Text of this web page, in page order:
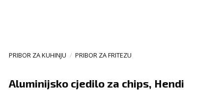
PRIBOR ZA KUHINJU / PRIBOR ZA FRITEZU
Aluminijsko cjedilo za chips, Hendi